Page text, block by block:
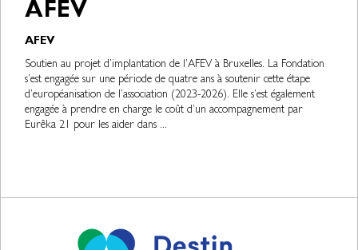
AFEV
AFEV
Soutien au projet d’implantation de l’AFEV à Bruxelles. La Fondation
s’est engagée sur une période de quatre ans à soutenir cette étape
d’européanisation de l’association (2023-2026). Elle s’est également
engagée à prendre en charge le coût d’un accompagnement par
Eurêka 21 pour les aider dans ...